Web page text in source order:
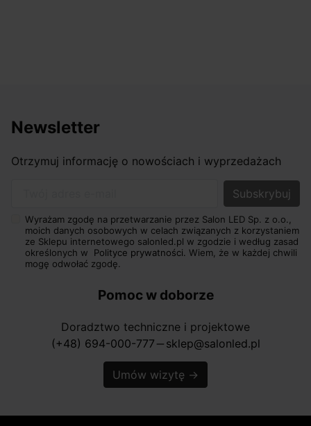
Newsletter
Otrzymuj informację o nowościach i wyprzedażach
Wyrażam zgodę na przetwarzanie przez Salon LED Sp. z o.o.,
moich danych osobowych w celach związanych z korzystaniem
ze Sklepu internetowego salonled.pl w zgodzie i według zasad
określonych w Polityce prywatności. Wiem, że w każdej chwili
mogę odwołać zgodę.
Pomoc w doborze
Doradztwo techniczne i projektowe
(+48) 694-000-777 horizontal_rule sklep@salonled.pl
Umów wizytę →